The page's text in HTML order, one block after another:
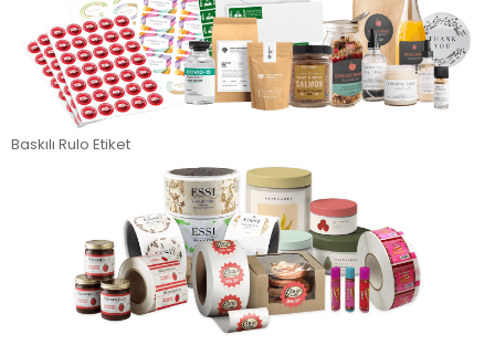
Baskılı Rulo Etiket